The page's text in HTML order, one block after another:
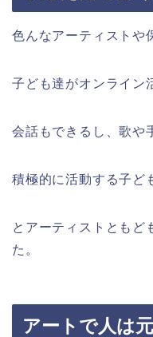
色んなアーティストや
子ども達がオンライン
会話もできるし、歌や
積極的に活動する子ど
とアーティストともど
た。
アートで人は